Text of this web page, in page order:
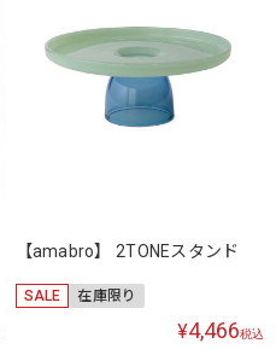
【amabro】 2TONEスタンド
SALE 在庫限り
¥4,466税込